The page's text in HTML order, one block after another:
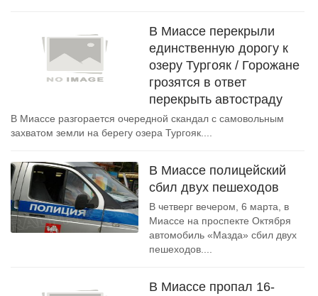
В Миассе перекрыли
единственную дорогу к
озеру Тургояк / Горожане
грозятся в ответ
перекрыть автостраду
В Миассе разгорается очередной скандал с самовольным
захватом земли на берегу озера Тургояк....
В Миассе полицейский
сбил двух пешеходов
В четверг вечером, 6 марта, в
Миассе на проспекте Октября
автомобиль «Мазда» сбил двух
пешеходов....
В Миассе пропал 16-